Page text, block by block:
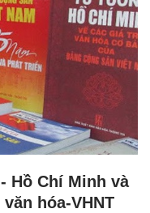
Hồ Chí Minh và
hóa-VHNT